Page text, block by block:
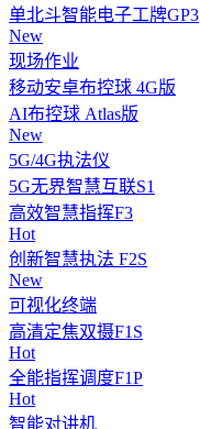
单北斗智能电子工牌GP3
New
现场作业
移动安卓布控球 4G版
AI布控球 Atlas版
New
5G/4G执法仪
5G无界智慧互联S1
高效智慧指挥F3
Hot
创新智慧执法 F2S
New
可视化终端
高清定焦双摄F1S
Hot
全能指挥调度F1P
Hot
智能对讲机